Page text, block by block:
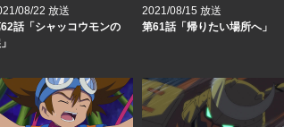
08/22 放送
話「シャッコウモンの
2021/08/15 放送
第61話「帰りたい場所へ」